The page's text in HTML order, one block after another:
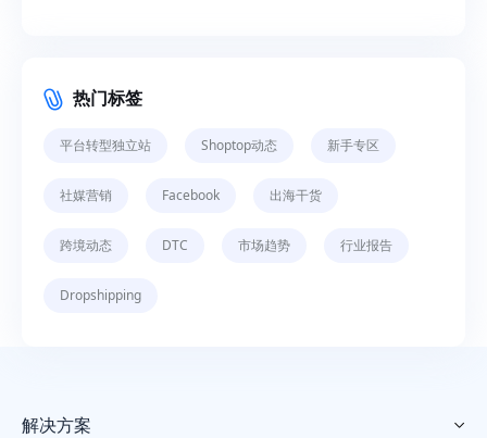
热门标签
平台转型独立站 Shoptop动态 新手专区
社媒营销 Facebook 出海干货
跨境动态 DTC 市场趋势 行业报告
Dropshipping
解决方案 